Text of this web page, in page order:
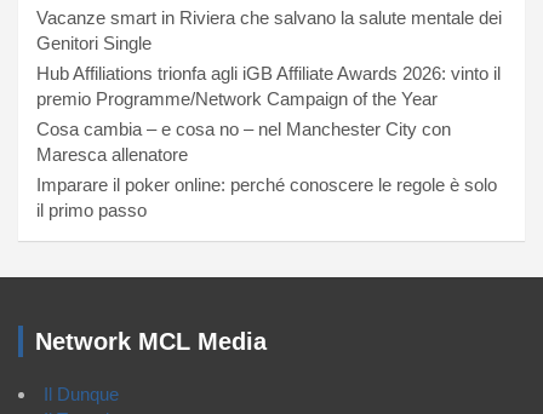
Vacanze smart in Riviera che salvano la salute mentale dei
Genitori Single
Hub Affiliations trionfa agli iGB Affiliate Awards 2026: vinto il
premio Programme/Network Campaign of the Year
Cosa cambia – e cosa no – nel Manchester City con
Maresca allenatore
Imparare il poker online: perché conoscere le regole è solo
il primo passo
Network MCL Media
Il Dunque